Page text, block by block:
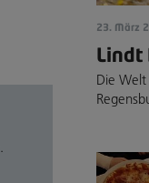
23. März
Lindt
Die